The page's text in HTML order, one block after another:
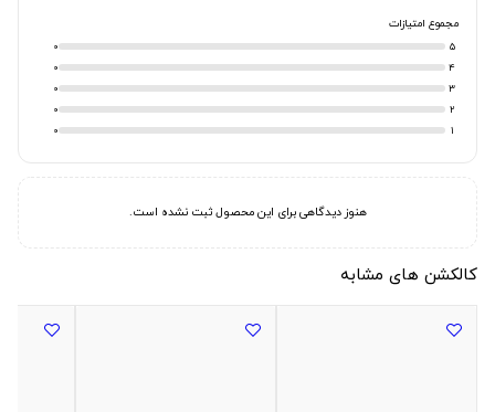
مجموع امتیازات
5
0
4
0
3
0
2
0
1
0
هنوز دیدگاهی برای این محصول ثبت نشده است.
کالکشن های مشابه